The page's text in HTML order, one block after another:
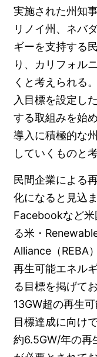
実施された州知
リノイ州、ネバ
ギーを支持する
り、カリフォル
くと考えられる
入目標を設定し
する取組みを始
導入に積極的な
していくものと
民間企業による
化になると見込
Facebookなど米
る米・
Alliance（REBA
再生可能エネル
る目標を掲げて
13GW超の再生
目標達成に向け
約6.5GW/年の再